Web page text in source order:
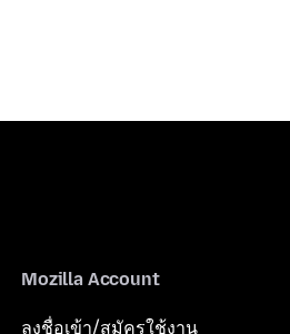
Mozilla Account
ลงชื่อเข้า/สมัครใช้งาน